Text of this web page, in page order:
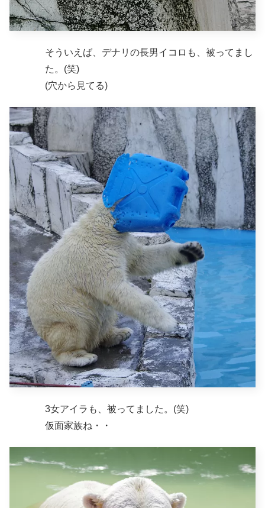
そういえば、デナリの長男イコロも、被ってまし
た。(笑)
(穴から見てる)
3女アイラも、被ってました。(笑)
仮面家族ね・・